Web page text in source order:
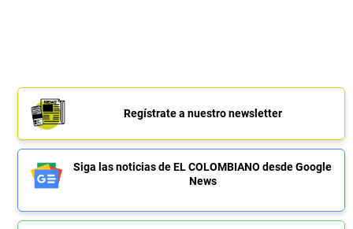
Regístrate a nuestro newsletter
Siga las noticias de EL COLOMBIANO desde Google
News